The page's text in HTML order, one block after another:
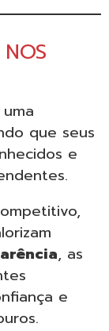
que seus
e
, as
e